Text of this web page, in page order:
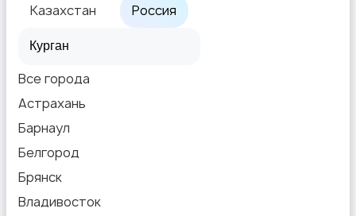
Казахстан Россия
Все города
Астрахань
Барнаул
Белгород
Брянск
Владивосток